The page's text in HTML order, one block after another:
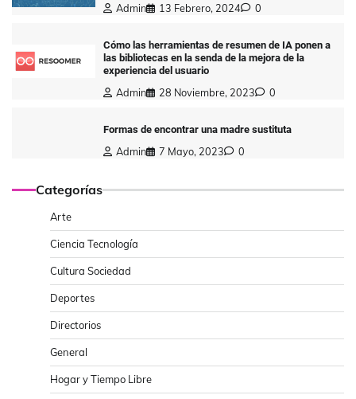
Admin 13 Febrero, 2024 0
Cómo las herramientas de resumen de IA ponen a
las bibliotecas en la senda de la mejora de la
experiencia del usuario
Admin 28 Noviembre, 2023 0
Formas de encontrar una madre sustituta
Admin 7 Mayo, 2023 0
Categorías
Arte
Ciencia Tecnología
Cultura Sociedad
Deportes
Directorios
General
Hogar y Tiempo Libre